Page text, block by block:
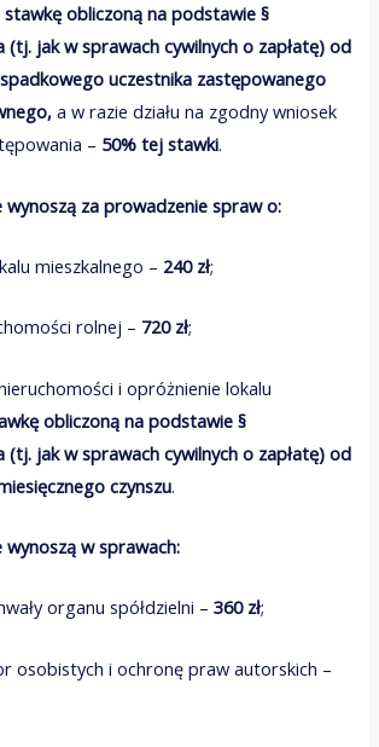
stawkę obliczoną na podstawie §
(tj. jak w sprawach cywilnych o zapłatę) od
uczestnika zastępowanego
a w razie działu na zgodny wniosek
– 50% tej stawki.
wynoszą za prowadzenie spraw o:
mieszkalnego – 240 zł;
rolnej – 720 zł;
i opróżnienie lokalu
obliczoną na podstawie §
(tj. jak w sprawach cywilnych o zapłatę) od
czynszu.
wynoszą w sprawach:
organu spółdzielni –360 zł;
osobistych i ochronę praw autorskich –